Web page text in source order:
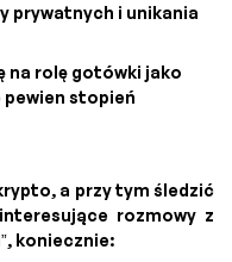
prywatnych i unikania
na rolę gotówki jako
pewien stopień
a przy tym śledzić
rozmowy z
koniecznie: